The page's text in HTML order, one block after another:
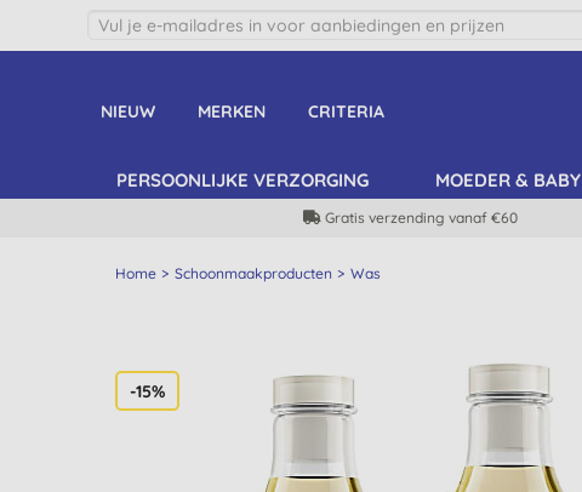
NIEUW MERKEN CRITERIA
PERSOONLIJKE VERZORGING MOEDER & BABY
Gratis verzending vanaf €60
Home Schoonmaakproducten Was
-15%